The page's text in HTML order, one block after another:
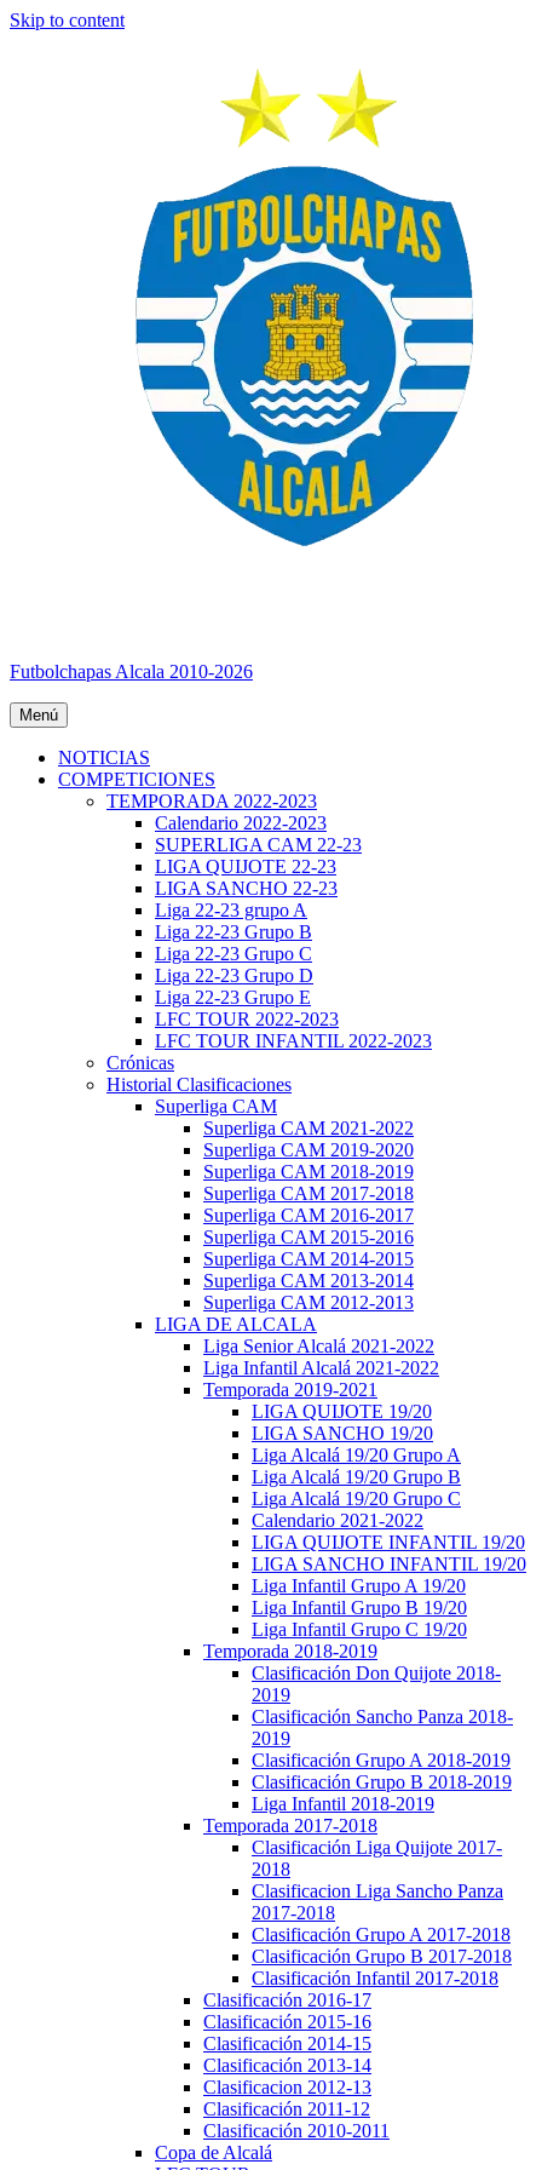
Skip to content
Futbolchapas Alcala 2010-2026
Menú
NOTICIAS
COMPETICIONES
TEMPORADA 2022-2023
Calendario 2022-2023
SUPERLIGA CAM 22-23
LIGA QUIJOTE 22-23
LIGA SANCHO 22-23
Liga 22-23 grupo A
Liga 22-23 Grupo B
Liga 22-23 Grupo C
Liga 22-23 Grupo D
Liga 22-23 Grupo E
LFC TOUR 2022-2023
LFC TOUR INFANTIL 2022-2023
Crónicas
Historial Clasificaciones
Superliga CAM
Superliga CAM 2021-2022
Superliga CAM 2019-2020
Superliga CAM 2018-2019
Superliga CAM 2017-2018
Superliga CAM 2016-2017
Superliga CAM 2015-2016
Superliga CAM 2014-2015
Superliga CAM 2013-2014
Superliga CAM 2012-2013
LIGA DE ALCALA
Liga Senior Alcalá 2021-2022
Liga Infantil Alcalá 2021-2022
Temporada 2019-2021
LIGA QUIJOTE 19/20
LIGA SANCHO 19/20
Liga Alcalá 19/20 Grupo A
Liga Alcalá 19/20 Grupo B
Liga Alcalá 19/20 Grupo C
Calendario 2021-2022
LIGA QUIJOTE INFANTIL 19/20
LIGA SANCHO INFANTIL 19/20
Liga Infantil Grupo A 19/20
Liga Infantil Grupo B 19/20
Liga Infantil Grupo C 19/20
Temporada 2018-2019
Clasificación Don Quijote 2018-
2019
Clasificación Sancho Panza 2018-
2019
Clasificación Grupo A 2018-2019
Clasificación Grupo B 2018-2019
Liga Infantil 2018-2019
Temporada 2017-2018
Clasificación Liga Quijote 2017-
2018
Clasificacion Liga Sancho Panza
2017-2018
Clasificación Grupo A 2017-2018
Clasificación Grupo B 2017-2018
Clasificación Infantil 2017-2018
Clasificación 2016-17
Clasificación 2015-16
Clasificación 2014-15
Clasificación 2013-14
Clasificacion 2012-13
Clasificación 2011-12
Clasificación 2010-2011
Copa de Alcalá